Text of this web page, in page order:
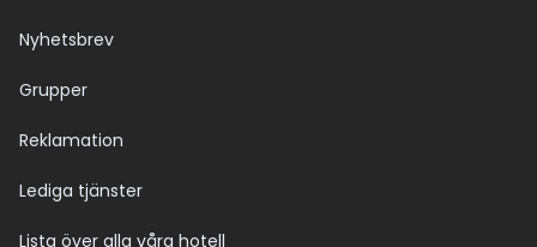
Nyhetsbrev
Grupper
Reklamation
Lediga tjänster
Lista över alla våra hotell